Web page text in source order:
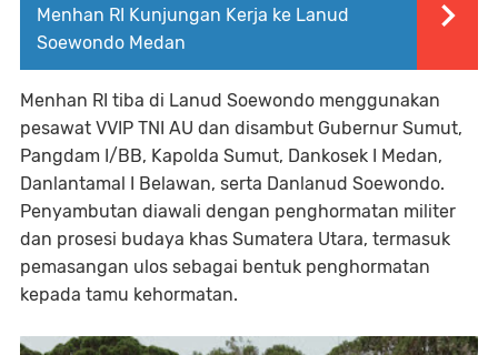
Menhan RI Kunjungan Kerja ke Lanud
Soewondo Medan
Menhan RI tiba di Lanud Soewondo menggunakan
pesawat VVIP TNI AU dan disambut Gubernur Sumut,
Pangdam I/BB, Kapolda Sumut, Dankosek I Medan,
Danlantamal I Belawan, serta Danlanud Soewondo.
Penyambutan diawali dengan penghormatan militer
dan prosesi budaya khas Sumatera Utara, termasuk
pemasangan ulos sebagai bentuk penghormatan
kepada tamu kehormatan.